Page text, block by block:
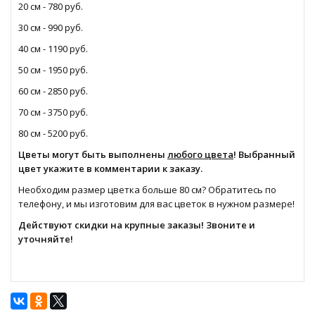
20 см - 780 руб.
30 см - 990 руб.
40 см - 1190 руб.
50 см - 1950 руб.
60 см - 2850 руб.
70 см - 3750 руб.
80 см - 5200 руб.
Цветы могут быть выполнены любого цвета! Выбранный
цвет укажите в комментарии к заказу.
Необходим размер цветка больше 80 см? Обратитесь по
телефону, и мы изготовим для вас цветок в нужном размере!
Действуют скидки на крупные заказы! Звоните и
уточняйте!